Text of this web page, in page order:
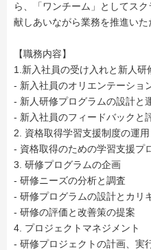
ら、「ワンチーム」としてス
献しあいながら業務を推進いた
【職務内容】
1.新入社員の受け入れと新人研
- 新入社員のオリエンテーショ
- 新人研修プログラムの設計と
- 新入社員のフィードバックと
2. 資格取得学習支援制度の運用
- 資格取得のための学習支援プ
3. 研修プログラムの企画
- 研修ニーズの分析と調査
- 研修プログラムの設計とカリ
- 研修の評価と改善策の提案
4. プロジェクトマネジメント
- 研修プロジェクトの計画、実